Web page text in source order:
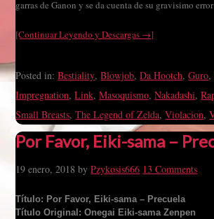
garras de Ganon y se da cuenta de su gravisimo
[Continuar Leyendo y Descargas →]
Posted in:Bestiality,Blowjob,Da Hootch,Guro,
Impregnation,Link,Masoquismo,Nakadashi,
Small Breasts,The Legend of Zelda,Violacion,
Por Favor, Eiki-sama –
19 enero, 2018 byPzykosis666 13 Comments
Título: Por Favor, Eiki-sama – Precuela
Título Original: Onegai Eiki-sama Zenpen